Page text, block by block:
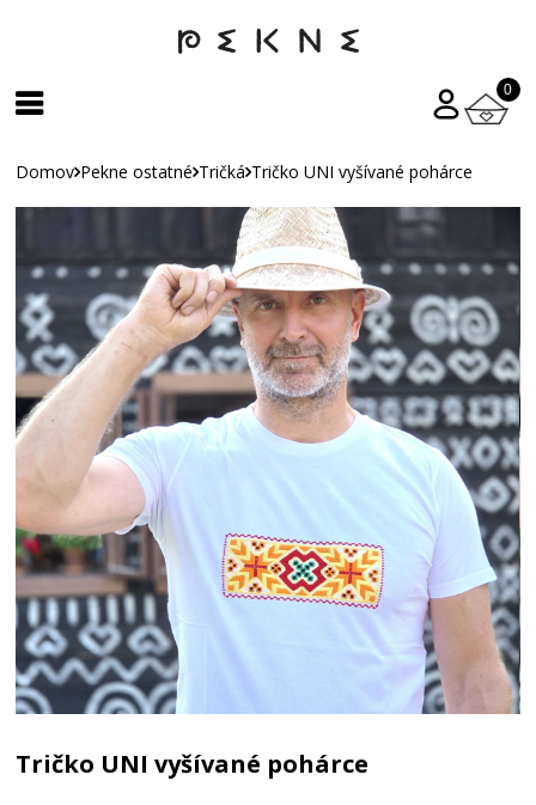
0
Domov Pekne ostatné Tričká Tričko UNI vyšívané pohárce
Tričko UNI vyšívané pohárce